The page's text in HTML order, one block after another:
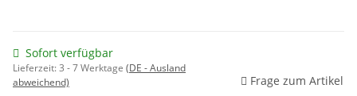
Sofort verfügbar
Lieferzeit:3 - 7 Werktage (DE - Ausland
abweichend)
Frage zum Artikel